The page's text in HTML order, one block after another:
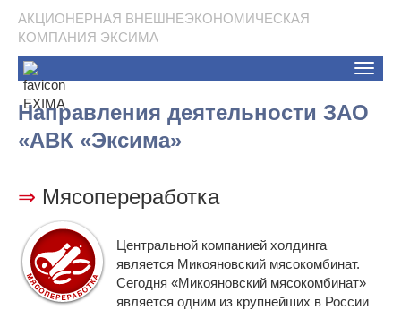
АКЦИОНЕРНАЯ ВНЕШНЕЭКОНОМИЧЕСКАЯ
КОМПАНИЯ ЭКСИМА
Toggle
Направления деятельности ЗАО
«АВК «Эксима»
⇒ Мясопереработка
Центральной компанией холдинга
является Микояновский мясокомбинат.
Сегодня «Микояновский мясокомбинат»
является одним из крупнейших в России